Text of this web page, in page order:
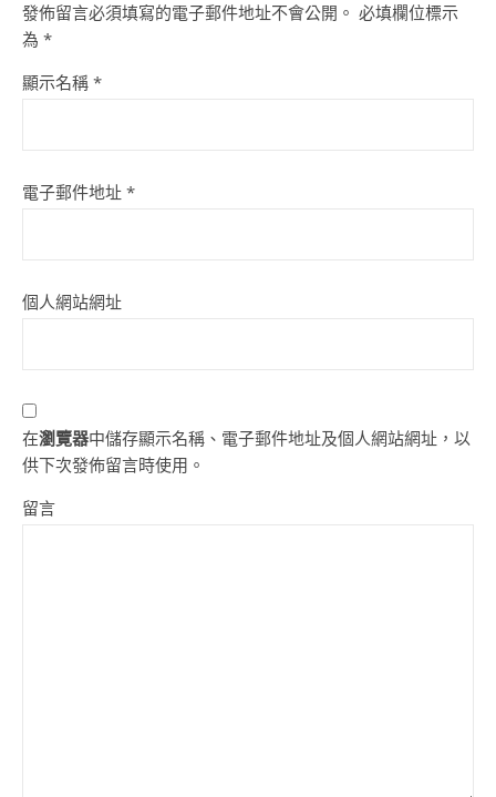
發佈留言必須填寫的電子郵件地址不會公開。 必填欄位標示
為 *
顯示名稱 *
電子郵件地址 *
個人網站網址
在瀏覽器中儲存顯示名稱、電子郵件地址及個人網站網址，以
供下次發佈留言時使用。
留言